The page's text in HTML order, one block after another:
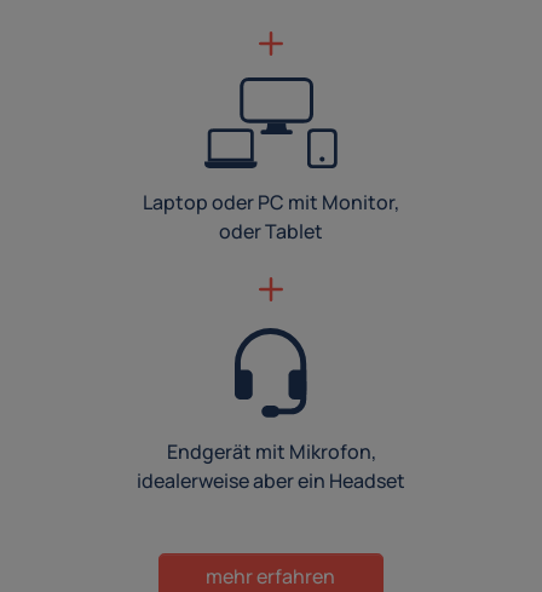
Laptop oder PC mit Monitor,
oder Tablet
Endgerät mit Mikrofon,
idealerweise aber ein Headset
mehr erfahren